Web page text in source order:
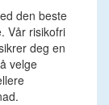
den beste
Vår risikofri
deg en
velge